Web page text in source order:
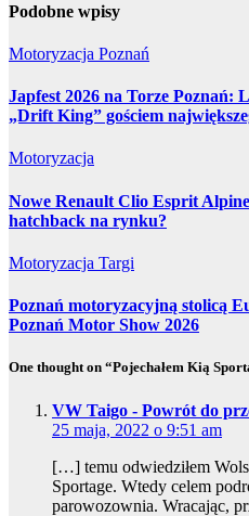
Podobne wpisy
Motoryzacja Poznań
Japfest 2026 na Torze Poznań:
„Drift King” gościem
Motoryzacja
Nowe Renault Clio Esprit
hatchback na rynku?
Motoryzacja Targi
Poznań motoryzacyjną stolicą
Poznań Motor Show 2026
One thought on “Pojechałem Kią
VW Taigo - Powrót do
25 maja, 2022 o 9:51 am
[…] temu odwiedziłem
Sportage. Wtedy celem
parowozownia. Wracając,